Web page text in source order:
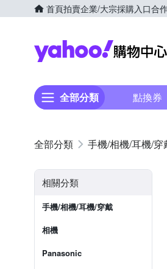
首頁拍賣企業/大宗採購入口合
全部分類 點換券
手機/相機/耳機/穿
相關分類
手機/相機/耳機/穿戴
相機
Panasonic